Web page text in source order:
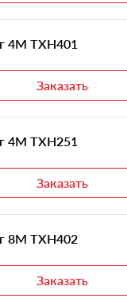
4M TXH401
Заказать
4M TXH251
Заказать
8M TXH402
Заказать